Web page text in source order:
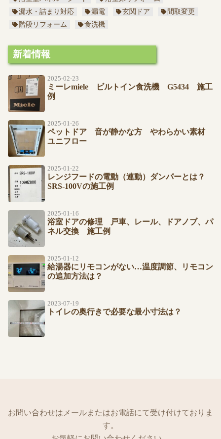
漏水・詰まり対応
漏電 玄関ドア
間取変更
階段リフォーム
食洗機
新着情報
2025-02-23
ミーレmiele ビルトイン食洗機 G5434 施工
例
2025-01-26
ペットドア 音が静かな方 やわらかい素材
ユニフロー
2025-01-22
レンジフードの電動（連動）ダンパーとは？
SRS-100Vの施工例
2025-01-16
浴室ドアの修理 戸車、レール、ドアノブ、パ
ネル交換 施工例
2025-01-12
給湯器にリモコンがない…温度調節、リモコン
の追加方法は？
2023-07-19
トイレの奥行きで必要な最小寸法は？
お問い合わせはメールまたはお電話にて受け付けておりま
す。